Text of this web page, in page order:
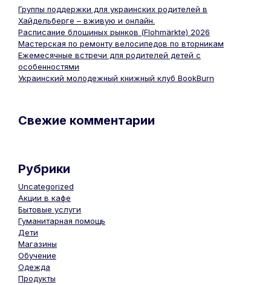
Группы поддержки для украинских родителей в
Хайдельберге – вживую и онлайн.
Расписание блошиных рынков (Flohmärkte) 2026
Мастерская по ремонту велосипедов по вторникам
Ежемесячные встречи для родителей детей с
особенностями
Украинский молодежный книжный клуб BookBurn
Свежие комментарии
Рубрики
Uncategorized
Акции в кафе
Бытовые услуги
Гуманитарная помощь
Дети
Магазины
Обучение
Одежда
Продукты